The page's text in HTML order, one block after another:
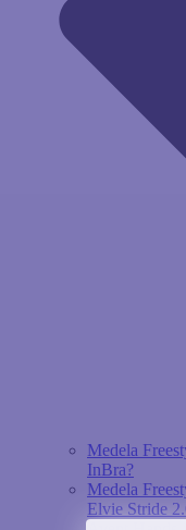
Medela
InBra?
Medela
Elvie Stride